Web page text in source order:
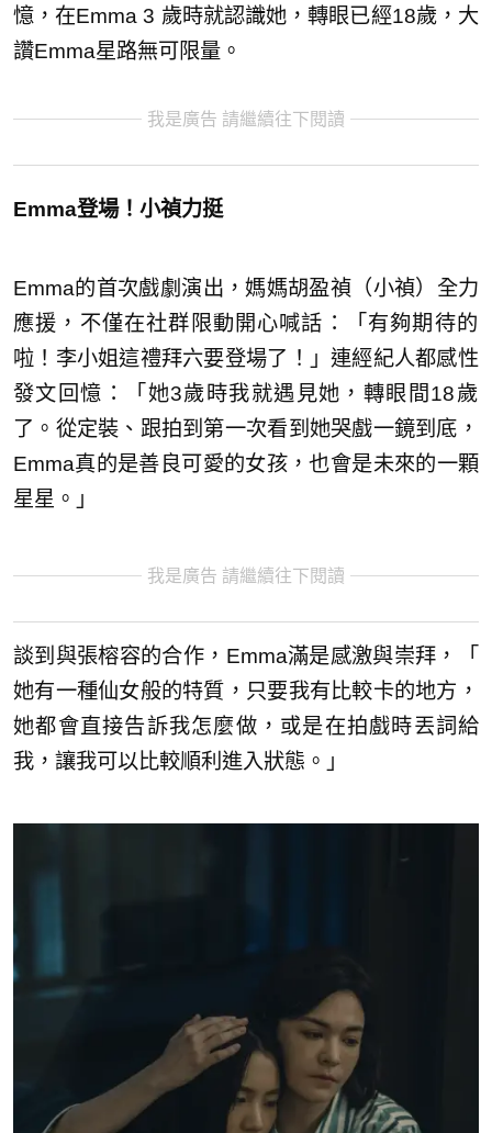
憶，在Emma 3 歲時就認識她，轉眼已經18歲，大
讚Emma星路無可限量。
我是廣告 請繼續往下閱讀
Emma登場！小禎力挺
Emma的首次戲劇演出，媽媽胡盈禎（小禎）全力
應援，不僅在社群限動開心喊話：「 有夠期待的
啦！李小姐這禮拜六要登場了！」連經紀人都感性
發文回憶：「她3歲時我就遇見她， 轉眼間18歲
了。從定裝、跟拍到第一次看到她哭戲一鏡到底，
Emma真的是善良可愛的女孩，也會是未來的一顆
星星。」
我是廣告 請繼續往下閱讀
談到與張榕容的合作，Emma滿是感激與崇拜，「
她有一種仙女般的特質，只要我有比較卡的地方，
她都會直接告訴我怎麼做，或是在拍戲時丟詞給
我， 讓我可以比較順利進入狀態。」